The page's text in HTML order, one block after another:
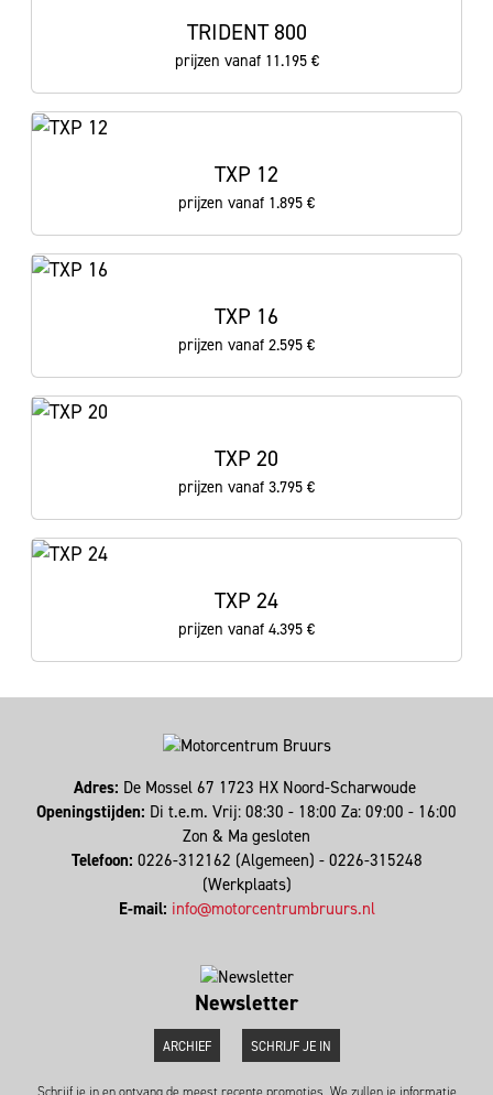
TRIDENT 800
prijzen vanaf 11.195 €
TXP 12
prijzen vanaf 1.895 €
TXP 16
prijzen vanaf 2.595 €
TXP 20
prijzen vanaf 3.795 €
TXP 24
prijzen vanaf 4.395 €
Adres: De Mossel 67 1723 HX Noord-Scharwoude
Openingstijden: Di t.e.m. Vrij: 08:30 - 18:00 Za: 09:00 - 16:00
Zon & Ma gesloten
Telefoon: 0226-312162 (Algemeen) - 0226-315248
(Werkplaats)
E-mail: info@motorcentrumbruurs.nl
Newsletter
ARCHIEF SCHRIJF JE IN
Schrijf je in en ontvang de meest recente promoties. We zullen je informatie